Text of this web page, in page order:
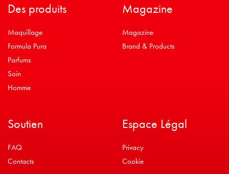
Des produits
Maquillage
Formula Pura
Parfums
Soin
Homme
Magazine
Magazine
Brand & Products
Soutien
FAQ
Contacts
Espace Légal
Privacy
Cookie